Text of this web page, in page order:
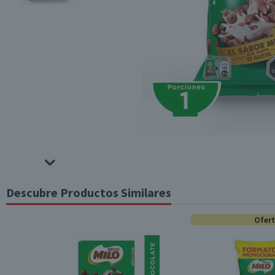
Descubre Productos Similares